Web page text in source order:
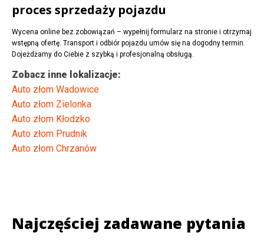
proces sprzedaży pojazdu
Wycena online bez zobowiązań – wypełnij formularz na stronie i otrzymaj
wstępną ofertę. Transport i odbiór pojazdu umów się na dogodny termin.
Dojeżdżamy do Ciebie z szybką i profesjonalną obsługą.
Zobacz inne lokalizacje:
Auto złom Wadowice
Auto złom Zielonka
Auto złom Kłodzko
Auto złom Prudnik
Auto złom Chrzanów
Najczęściej zadawane pytania